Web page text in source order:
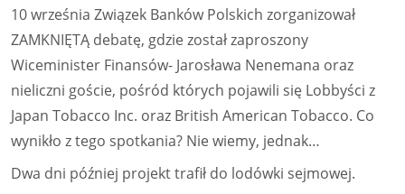
10 września Związek Banków Polskich zorganizował
ZAMKNIĘTĄ debatę, gdzie został zaproszony
Wiceminister Finansów- Jarosława Nenemana oraz
nieliczni goście, pośród których pojawili się Lobbyści z
Japan Tobacco Inc. oraz British American Tobacco. Co
wynikło z tego spotkania? Nie wiemy, jednak…
Dwa dni później projekt trafił do lodówki sejmowej.